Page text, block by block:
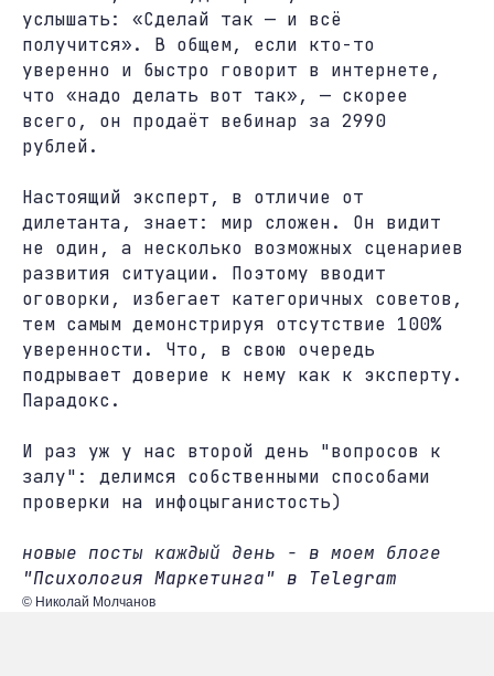
услышать: «Сделай так — и всё
получится». В общем, если кто-то
уверенно и быстро говорит в интернете,
что «надо делать вот так», — скорее
всего, он продаёт вебинар за 2990
рублей.
Настоящий эксперт, в отличие от
дилетанта, знает: мир сложен. Он видит
не один, а несколько возможных сценариев
развития ситуации. Поэтому вводит
оговорки, избегает категоричных советов,
тем самым демонстрируя отсутствие 100%
уверенности. Что, в свою очередь
подрывает доверие к нему как к эксперту.
Парадокс.
И раз уж у нас второй день "вопросов к
залу": делимся собственными способами
проверки на инфоцыганистость)
новые посты каждый день - в моем блоге
"Психология Маркетинга" в Telegram
© Николай Молчанов